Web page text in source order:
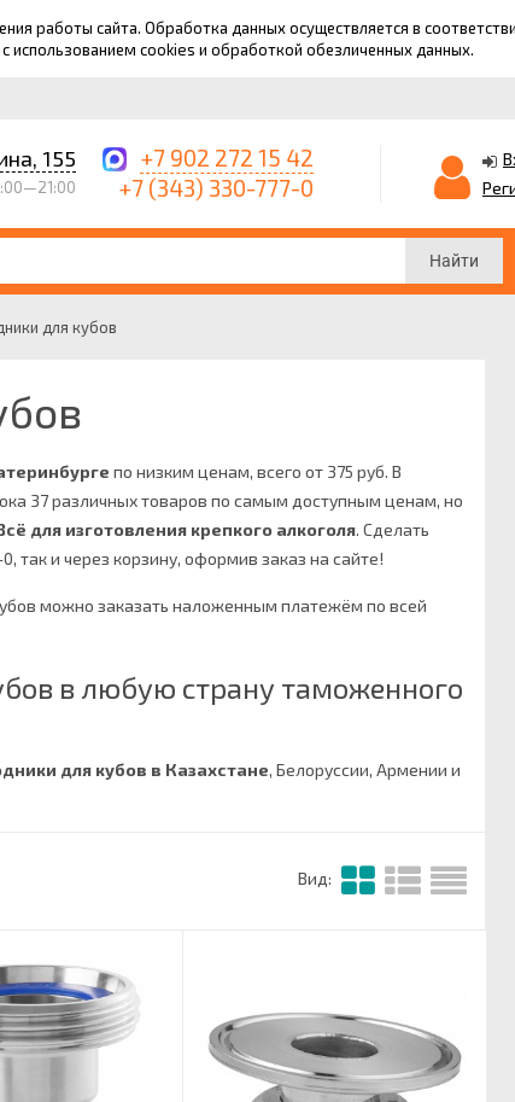
работы сайта. Обработка данных осуществляется в
использованием cookies и обработкой обезличенных данных.
155
+7 902 272 15 42
+7 (343) 330-777-0
Найти
для кубов
по низким ценам, всего от 375 руб. В
37 различных товаров по самым доступным ценам, но
для изготовления крепкого алкоголя. Сделать
так и через корзину, оформив заказ на сайте!
можно заказать наложенным платежём по всей
в любую страну таможенного
для кубов в Казахстане, Белоруссии, Армении и
Вид: